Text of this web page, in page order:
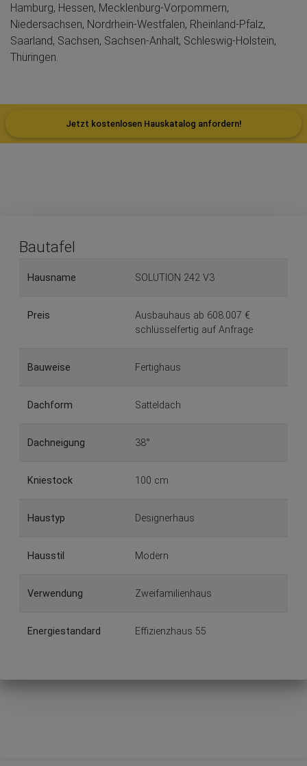
Hamburg, Hessen, Mecklenburg-Vorpommern,
Niedersachsen, Nordrhein-Westfalen, Rheinland-Pfalz,
Saarland, Sachsen, Sachsen-Anhalt, Schleswig-Holstein,
Thüringen.
Jetzt kostenlosen Hauskatalog anfordern!
Bautafel
Hausname SOLUTION 242 V3
Preis
Ausbauhaus ab 608.007 €
schlüsselfertig auf Anfrage
Bauweise Fertighaus
Dachform Satteldach
Dachneigung 38°
Kniestock 100 cm
Haustyp Designerhaus
Hausstil Modern
Verwendung Zweifamilienhaus
Energiestandard Effizienzhaus 55